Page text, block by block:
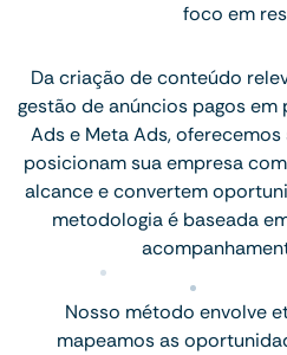
foco em
Da criação de conteúdo
gestão de anúncios pagos
Ads e Meta Ads,
posicionam sua empresa
alcance e convertem
metodologia é baseada
Nosso método envolve
mapeamos as